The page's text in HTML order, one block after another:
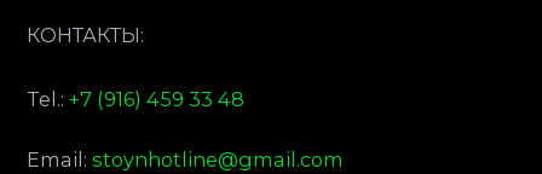
КОНТАКТЫ:
Tel.:+7 (916) 459 33 48
Email:stoynhotline@gmail.com